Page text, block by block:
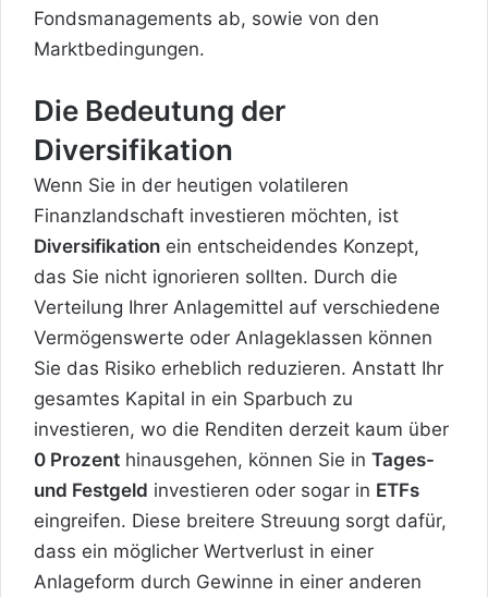
Fondsmanagements ab, sowie von den
Marktbedingungen.
Die Bedeutung der
Diversifikation
Wenn Sie in der heutigen volatileren
Finanzlandschaft investieren möchten, ist
Diversifikation ein entscheidendes Konzept,
das Sie nicht ignorieren sollten. Durch die
Verteilung Ihrer Anlagemittel auf verschiedene
Vermögenswerte oder Anlageklassen können
Sie das Risiko erheblich reduzieren. Anstatt Ihr
gesamtes Kapital in ein Sparbuch zu
investieren, wo die Renditen derzeit kaum über
0 Prozent hinausgehen, können Sie in Tages-
und Festgeld investieren oder sogar in ETFs
eingreifen. Diese breitere Streuung sorgt dafür,
dass ein möglicher Wertverlust in einer
Anlageform durch Gewinne in einer anderen